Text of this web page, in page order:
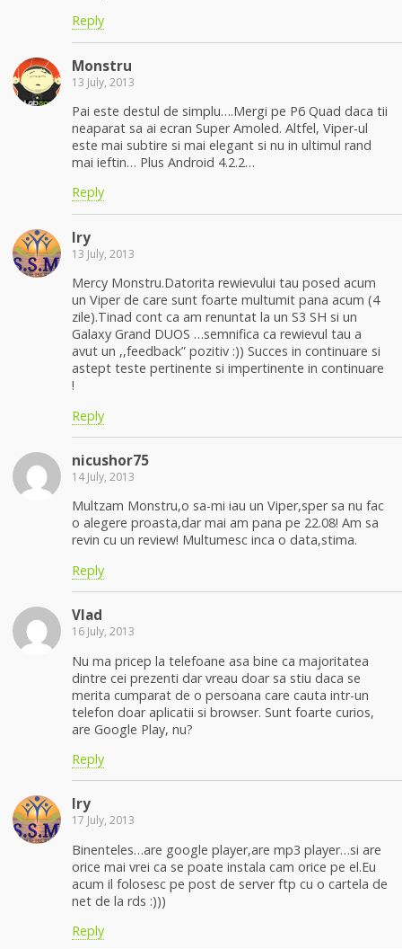
Reply
Monstru
13 July, 2013
Pai este destul de simplu….Mergi pe P6 Quad daca tii
neaparat sa ai ecran Super Amoled. Altfel, Viper-ul
este mai subtire si mai elegant si nu in ultimul rand
mai ieftin… Plus Android 4.2.2…
Reply
Iry
13 July, 2013
Mercy Monstru.Datorita rewievului tau posed acum
un Viper de care sunt foarte multumit pana acum (4
zile).Tinad cont ca am renuntat la un S3 SH si un
Galaxy Grand DUOS …semnifica ca rewievul tau a
avut un ,,feedback” pozitiv :)) Succes in continuare si
astept teste pertinente si impertinente in continuare
!
Reply
nicushor75
14 July, 2013
Multzam Monstru,o sa-mi iau un Viper,sper sa nu fac
o alegere proasta,dar mai am pana pe 22.08! Am sa
revin cu un review! Multumesc inca o data,stima.
Reply
Vlad
16 July, 2013
Nu ma pricep la telefoane asa bine ca majoritatea
dintre cei prezenti dar vreau doar sa stiu daca se
merita cumparat de o persoana care cauta intr-un
telefon doar aplicatii si browser. Sunt foarte curios,
are Google Play, nu?
Reply
Iry
17 July, 2013
Binenteles…are google player,are mp3 player…si are
orice mai vrei ca se poate instala cam orice pe el.Eu
acum il folosesc pe post de server ftp cu o cartela de
net de la rds :)))
Reply